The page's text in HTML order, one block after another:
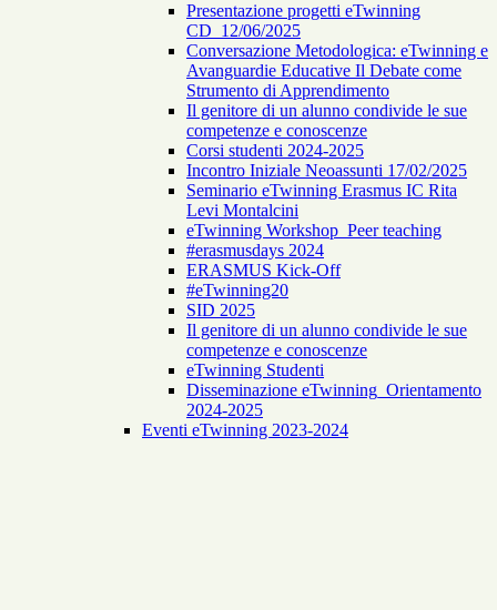
Presentazione progetti eTwinning
CD_12/06/2025
Conversazione Metodologica: eTwinning e
Avanguardie Educative Il Debate come
Strumento di Apprendimento
Il genitore di un alunno condivide le sue
competenze e conoscenze
Corsi studenti 2024-2025
Incontro Iniziale Neoassunti 17/02/2025
Seminario eTwinning Erasmus IC Rita
Levi Montalcini
eTwinning Workshop_Peer teaching
#erasmusdays 2024
ERASMUS Kick-Off
#eTwinning20
SID 2025
Il genitore di un alunno condivide le sue
competenze e conoscenze
eTwinning Studenti
Disseminazione eTwinning_Orientamento
2024-2025
Eventi eTwinning 2023-2024